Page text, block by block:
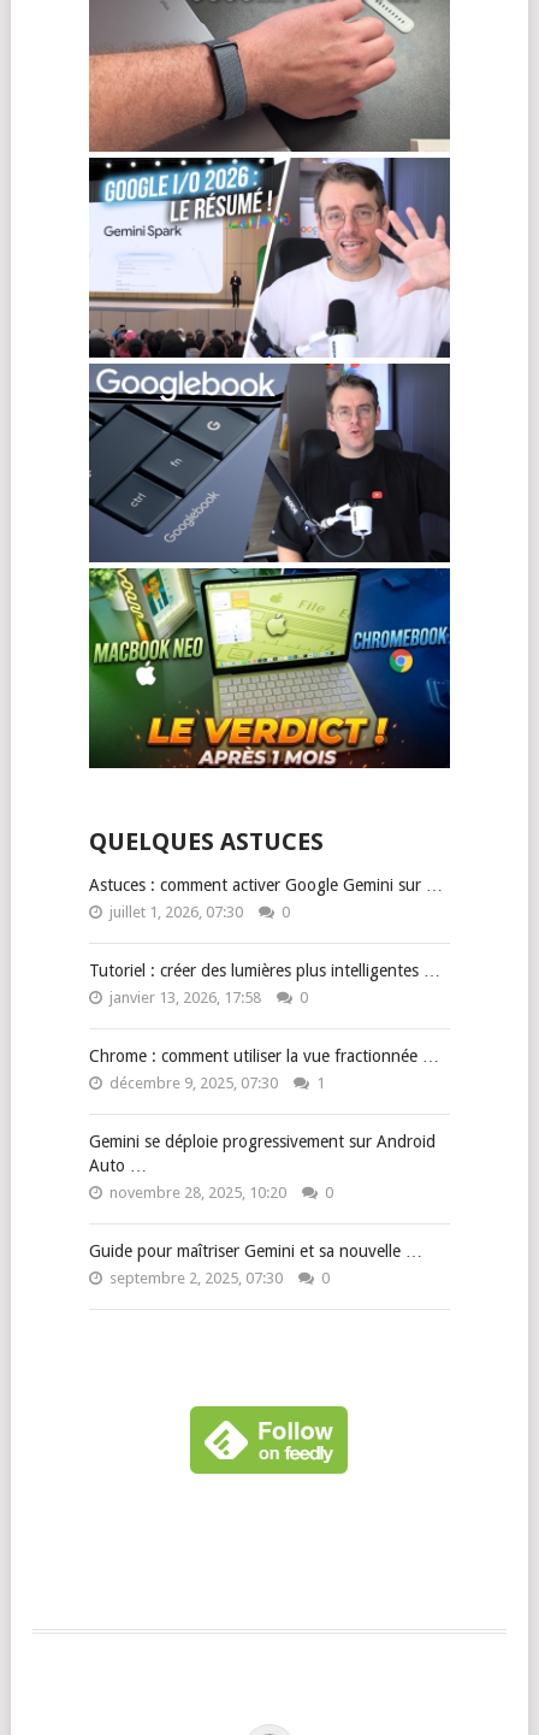
QUELQUES ASTUCES
Astuces : comment activer Google Gemini sur …
juillet 1, 2026, 07:30 0
Tutoriel : créer des lumières plus intelligentes …
janvier 13, 2026, 17:58 0
Chrome : comment utiliser la vue fractionnée …
décembre 9, 2025, 07:30 1
Gemini se déploie progressivement sur Android
Auto …
novembre 28, 2025, 10:20 0
Guide pour maîtriser Gemini et sa nouvelle …
septembre 2, 2025, 07:30 0